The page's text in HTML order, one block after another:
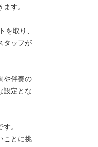
す。
を取り、
タッフが
や伴奏の
設定とな
。
ことに挑